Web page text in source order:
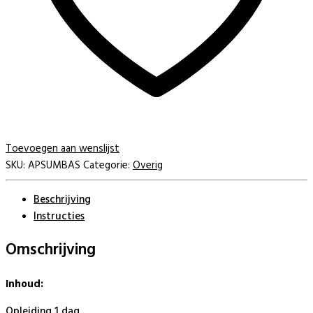
Toevoegen aan wenslijst
SKU: APSUMBAS Categorie: Overig
Beschrijving
Instructies
Omschrijving
Inhoud: